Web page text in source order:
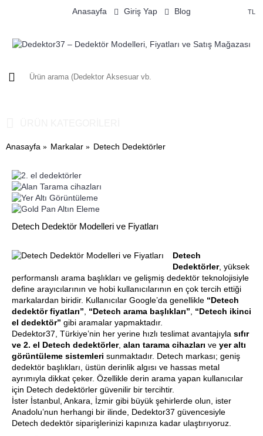
Anasayfa Giriş Yap Blog TL
Anasayfa Markalar Detech Dedektörler
Detech Dedektör Modelleri ve Fiyatları
Detech
Dedektörler, yüksek
performanslı arama başlıkları ve gelişmiş dedektör teknolojisiyle
define arayıcılarının ve hobi kullanıcılarının en çok tercih ettiği
markalardan biridir. Kullanıcılar Google’da genellikle “Detech
dedektör fiyatları”
“Detech arama başlıkları”
“Detech ikinci
el dedektör” gibi aramalar yapmaktadır.
Dedektor37, Türkiye’nin her yerine hızlı teslimat avantajıyla sıfır
ve 2. el Detech dedektörler, alan tarama cihazları ve yer altı
görüntüleme sistemleri sunmaktadır. Detech markası; geniş
dedektör başlıkları, üstün derinlik algısı ve hassas metal
ayrımıyla dikkat çeker. Özellikle derin arama yapan kullanıcılar
için Detech dedektörler güvenilir bir tercihtir.
İster İstanbul, Ankara, İzmir gibi büyük şehirlerde olun, ister
Anadolu’nun herhangi bir ilinde, Dedektor37 güvencesiyle
Detech dedektör siparişlerinizi kapınıza kadar ulaştırıyoruz.